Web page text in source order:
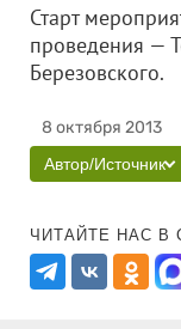
Старт
проведения —
8 октября 2013
Автор/Источник
ЧИТАЙТЕ НАС В